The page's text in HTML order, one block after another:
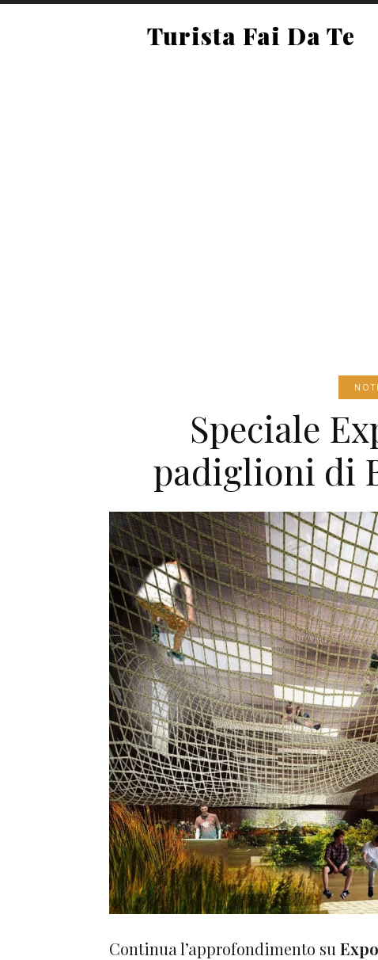
Turista Fai Da Te
Speciale
padiglioni di
Continua l’approfondimento su